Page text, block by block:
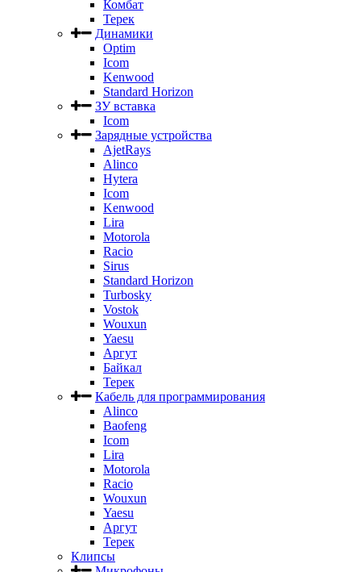
Комбат
Терек
Динамики
Optim
Icom
Kenwood
Standard Horizon
ЗУ вставка
Icom
Зарядные устройства
AjetRays
Alinco
Hytera
Icom
Kenwood
Lira
Motorola
Racio
Sirus
Standard Horizon
Turbosky
Vostok
Wouxun
Yaesu
Аргут
Байкал
Терек
Кабель для программирования
Alinco
Baofeng
Icom
Lira
Motorola
Racio
Wouxun
Yaesu
Аргут
Терек
Клипсы